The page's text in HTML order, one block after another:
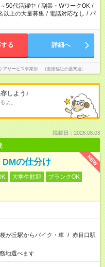
50代活躍中 / 副業・WワークOK /
以上の大量募集 / 電話対応なし / パ
る 詳細へ
サービス事業部 （医療福祉介護関連）
しよう♪
よ。
掲載日：2026.08.08
NEW
の仕分け
大学生歓迎
ブランクOK
が丘駅からバイク・車 / 赤目口駅
地選べます